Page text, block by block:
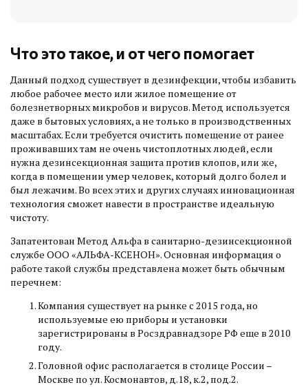
Что это такое, и от чего помогает
Данный подход существует в дезинфекции, чтобы избавить
любое рабочее место или жилое помещение от
болезнетворных микробов и вирусов. Метод используется
даже в бытовых условиях, а не только в производственных
масштабах. Если требуется очистить помещение от ранее
проживавших там не очень чистоплотных людей, если
нужна дезинсекционная защита против клопов, или же,
когда в помещении умер человек, который долго болел и
был лежачим. Во всех этих и других случаях инновационная
технология сможет навести в пространстве идеальную
чистоту.
Запатентован Метод Альфа в санитарно-дезинсекционной
службе ООО «АЛЬФА-КСЕНОН». Основная информация о
работе такой службы представлена может быть обычным
перечнем:
Компания существует на рынке с 2015 года, но
используемые ею приборы и установки
зарегистрированы в Росздравнадзоре РФ еще в 2010
году.
Головной офис располагается в столице России –
Москве по ул. Космонавтов, д.18, к.2, под.2.